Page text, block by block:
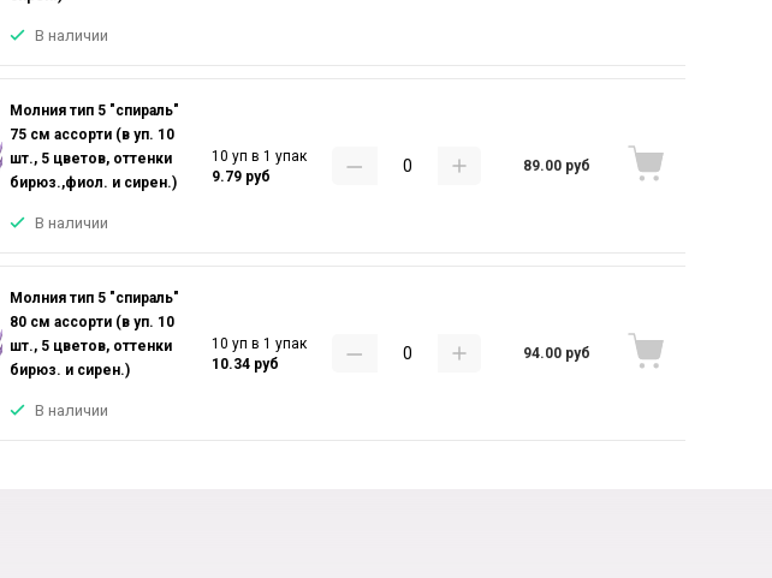
В наличии
Молния тип 5 "спираль"
75 см ассорти (в уп. 10
шт., 5 цветов, оттенки
бирюз.,фиол. и сирен.)
В наличии
10 уп в 1 упак
9.79 руб
89.00 руб
Молния тип 5 "спираль"
80 см ассорти (в уп. 10
шт., 5 цветов, оттенки
бирюз. и сирен.)
В наличии
10 уп в 1 упак
10.34 руб
94.00 руб